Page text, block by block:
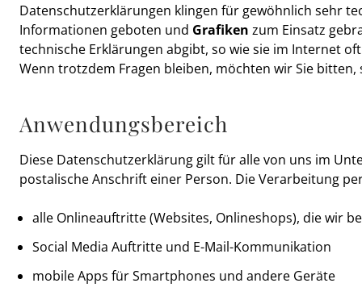
Datenschutzerklärungen klingen für gewöhnlich sehr
Informationen geboten und Grafiken zum Einsatz
technische Erklärungen abgibt, so wie sie im Internet
Wenn trotzdem Fragen bleiben, möchten wir Sie
Anwendungsbereich
Diese Datenschutzerklärung gilt für alle von uns im
postalische Anschrift einer Person. Die Verarbeitung
alle Onlineauftritte (Websites, Onlineshops), die wir
Social Media Auftritte und E-Mail-Kommunikation
mobile Apps für Smartphones und andere Geräte